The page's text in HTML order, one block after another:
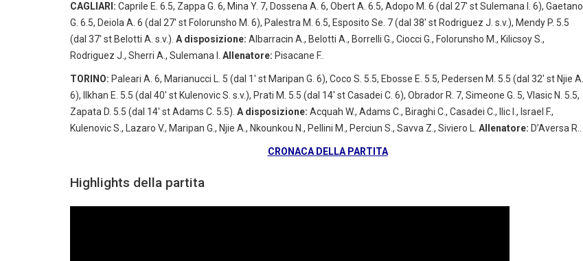
CAGLIARI: Caprile E. 6.5, Zappa G. 6, Mina Y. 7, Dossena A. 6, Obert A. 6.5, Adopo M. 6 (dal 27′ st Sulemana I. 6), Gaetano
G. 6.5, Deiola A. 6 (dal 27′ st Folorunsho M. 6), Palestra M. 6.5, Esposito Se. 7 (dal 38′ st Rodriguez J. s.v.), Mendy P. 5.5
(dal 37′ st Belotti A. s.v.). A disposizione: Albarracin A., Belotti A., Borrelli G., Ciocci G., Folorunsho M., Kilicsoy S.,
Rodriguez J., Sherri A., Sulemana I. Allenatore: Pisacane F..
TORINO: Paleari A. 6, Marianucci L. 5 (dal 1′ st Maripan G. 6), Coco S. 5.5, Ebosse E. 5.5, Pedersen M. 5.5 (dal 32′ st Njie A.
6), Ilkhan E. 5.5 (dal 40′ st Kulenovic S. s.v.), Prati M. 5.5 (dal 14′ st Casadei C. 6), Obrador R. 7, Simeone G. 5, Vlasic N. 5.5,
Zapata D. 5.5 (dal 14′ st Adams C. 5.5). A disposizione: Acquah W., Adams C., Biraghi C., Casadei C., Ilic I., Israel F.,
Kulenovic S., Lazaro V., Maripan G., Njie A., Nkounkou N., Pellini M., Perciun S., Savva Z., Siviero L. Allenatore: D’Aversa R..
CRONACA DELLA PARTITA
Highlights della partita